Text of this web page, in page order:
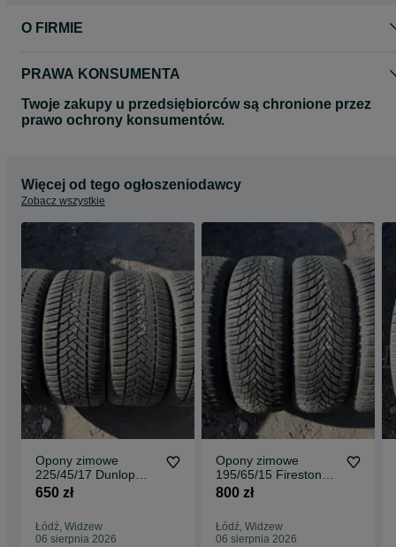
O FIRMIE
PRAWA KONSUMENTA
Twoje zakupy u przedsiębiorców są chronione przez
prawo ochrony konsumentów.
Więcej od tego ogłoszeniodawcy
Zobacz wszystkie
Opony zimowe
225/45/17 Dunlop
4szt 7,3mm
650 zł
Łódź, Widzew
06 sierpnia 2026
Opony zimowe
195/65/15 Firestone
4szt 7,6 mm 2024r
800 zł
Łódź, Widzew
06 sierpnia 2026